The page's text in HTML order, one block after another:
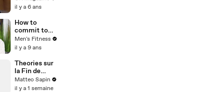
Father Buried
Backyard’, He
Denies Claim
il y a 6 ans
How to
commit to
athletic
excellence,
Nike trainer
Joe Holder
Men's Fitness
il y a 9 ans
Theories sur
la Fin de
Spider-Man
Matteo Sapin
il y a 1 semaine